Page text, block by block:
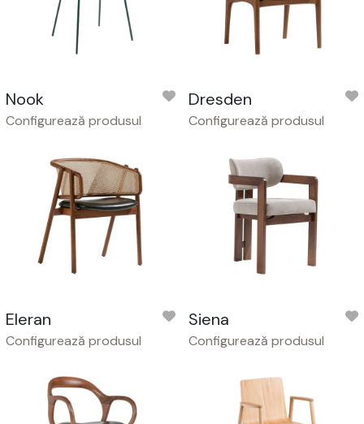
Nook
Configurează produsul
Dresden
Configurează produsul
Eleran
Configurează produsul
Siena
Configurează produsul